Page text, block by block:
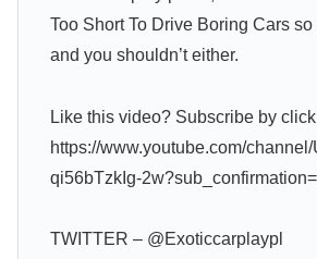
Too Short To Drive Boring Cars so
and you shouldn’t either.
Like this video? Subscribe by
https://www.youtube.com/
qi56bTzkIg-
TWITTER – @Exoticcarplaypl